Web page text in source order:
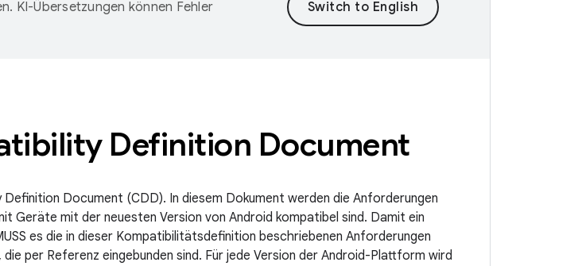
KI-Übersetzungen können Fehler
Definition Document
Document (CDD). In diesem Dokument werden die Anforderungen
Geräte mit der neuesten Version von Android kompatibel sind. Damit ein
es die in dieser Kompatibilitätsdefinition beschriebenen Anforderungen
per Referenz eingebunden sind. Für jede Version der Android-Plattform wird